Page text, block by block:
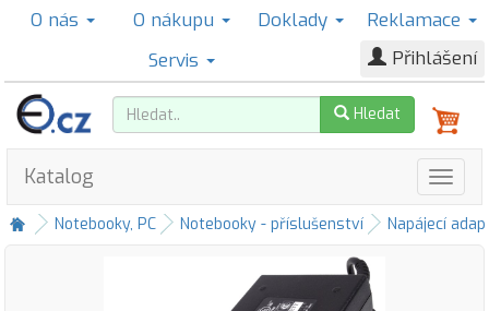
O nás O nákupu Doklady
Reklamace
Servis
Přihlášení
Hledat
Katalog
Notebooky, PC Notebooky - příslušenství Napájecí